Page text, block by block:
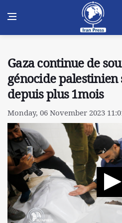
Gaza continue de
génocide palestinien
depuis plus 1mois
Monday, 06 November 2023